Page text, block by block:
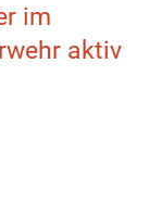
im
aktiv